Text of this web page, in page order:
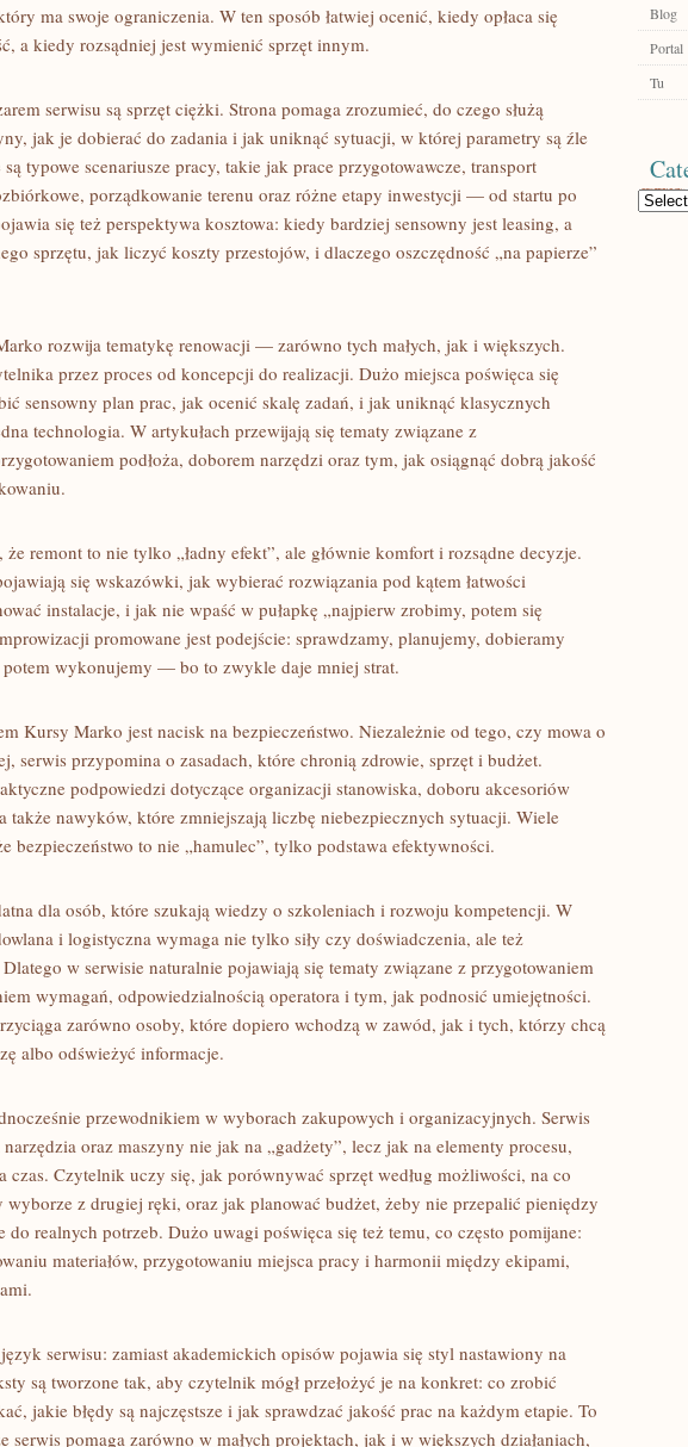
ma swoje ograniczenia. W ten sposób łatwiej ocenić, kiedy opłaca się
a kiedy rozsądniej jest wymienić sprzęt innym.
serwisu są sprzęt ciężki. Strona pomaga zrozumieć, do czego służą
jak je dobierać do zadania i jak uniknąć sytuacji, w której parametry są źle
typowe scenariusze pracy, takie jak prace przygotowawcze, transport
porządkowanie terenu oraz różne etapy inwestycji — od startu po
się też perspektywa kosztowa: kiedy bardziej sensowny jest leasing, a
sprzętu, jak liczyć koszty przestojów, i dlaczego oszczędność „na papierze”
rozwija tematykę renowacji — zarówno tych małych, jak i większych.
przez proces od koncepcji do realizacji. Dużo miejsca poświęca się
sensowny plan prac, jak ocenić skalę zadań, i jak uniknąć klasycznych
technologia. W artykułach przewijają się tematy związane z
podłoża, doborem narzędzi oraz tym, jak osiągnąć dobrą jakość
że remont to nie tylko „ładny efekt”, ale głównie komfort i rozsądne decyzje.
się wskazówki, jak wybierać rozwiązania pod kątem łatwości
instalacje, i jak nie wpaść w pułapkę „najpierw zrobimy, potem się
promowane jest podejście: sprawdzamy, planujemy, dobieramy
potem wykonujemy — bo to zwykle daje mniej strat.
Kursy Marko jest nacisk na bezpieczeństwo. Niezależnie od tego, czy mowa o
serwis przypomina o zasadach, które chronią zdrowie, sprzęt i budżet.
podpowiedzi dotyczące organizacji stanowiska, doboru akcesoriów
także nawyków, które zmniejszają liczbę niebezpiecznych sytuacji. Wiele
bezpieczeństwo to nie „hamulec”, tylko podstawa efektywności.
dla osób, które szukają wiedzy o szkoleniach i rozwoju kompetencji. W
i logistyczna wymaga nie tylko siły czy doświadczenia, ale też
w serwisie naturalnie pojawiają się tematy związane z przygotowaniem
wymagań, odpowiedzialnością operatora i tym, jak podnosić umiejętności.
zarówno osoby, które dopiero wchodzą w zawód, jak i tych, którzy chcą
albo odświeżyć informacje.
przewodnikiem w wyborach zakupowych i organizacyjnych. Serwis
oraz maszyny nie jak na „gadżety”, lecz jak na elementy procesu,
czas. Czytelnik uczy się, jak porównywać sprzęt według możliwości, na co
wyborze z drugiej ręki, oraz jak planować budżet, żeby nie przepalić pieniędzy
do realnych potrzeb. Dużo uwagi poświęca się też temu, co często pomijane:
materiałów, przygotowaniu miejsca pracy i harmonii między ekipami,
serwisu: zamiast akademickich opisów pojawia się styl nastawiony na
są tworzone tak, aby czytelnik mógł przełożyć je na konkret: co zrobić
jakie błędy są najczęstsze i jak sprawdzać jakość prac na każdym etapie. To
serwis pomaga zarówno w małych projektach, jak i w większych działaniach,
Blog
Portal
Tu